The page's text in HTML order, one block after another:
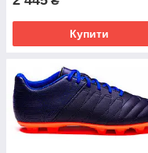
Купити